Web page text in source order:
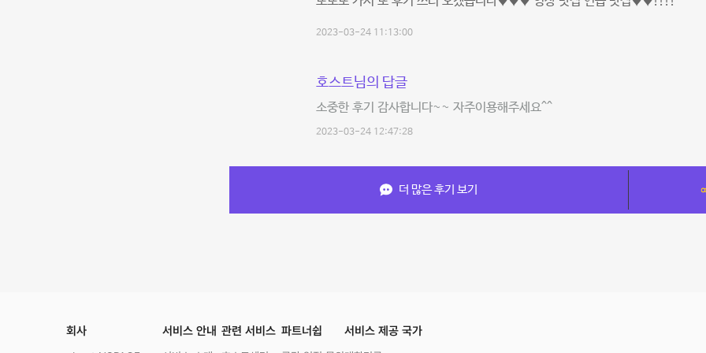
2023-03-24 11:13:00
호스트님의 답글
소중한 후기 감사합니다~~ 자주이용해주세요^^
2023-03-24 12:47:28
더 많은 후기 보기
회사 서비스 안내 관련 서비스 파트너쉽 서비스 제공 국가